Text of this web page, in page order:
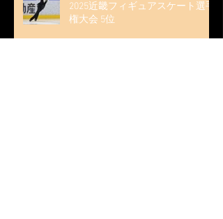
2025近畿フィギュアスケート選手
権大会 5位